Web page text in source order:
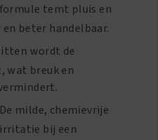
temt pluis en
beter handelbaar.
wordt de
wat breuk en
milde, chemievrije
bij een